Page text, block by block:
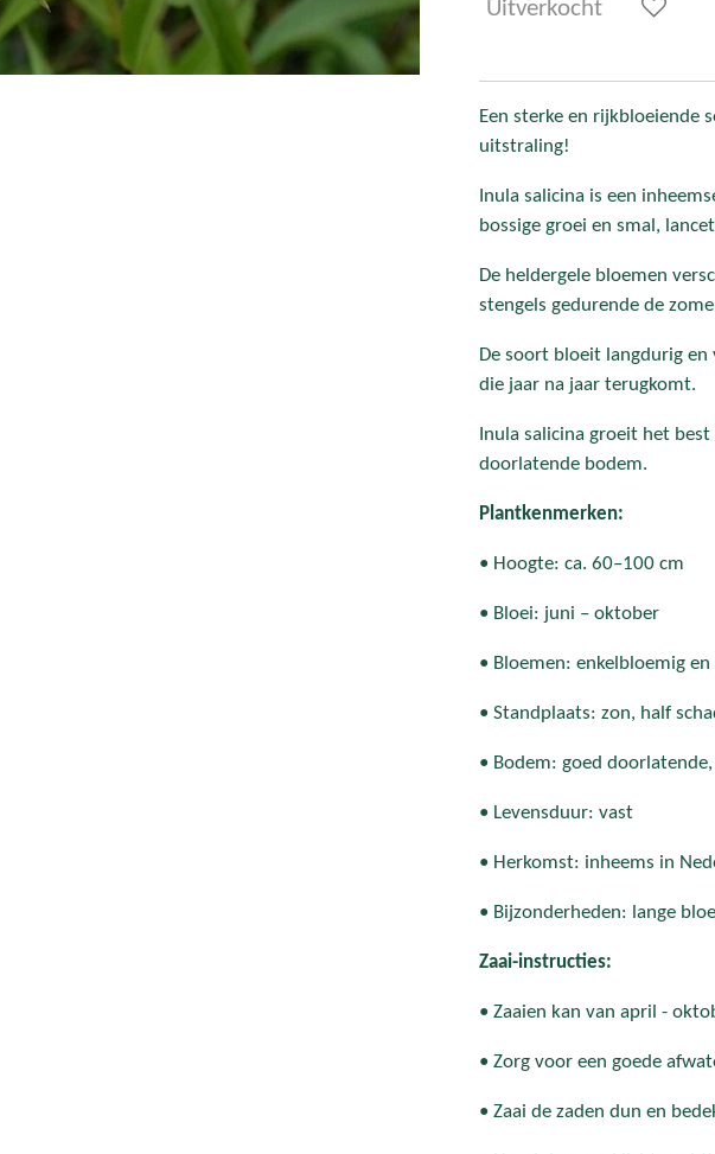
Uitverkocht
Een sterke en rijkbloeiende
uitstraling!
Inula salicina is een
bossige groei en smal,
De heldergele bloemen
stengels gedurende de
De soort bloeit langdurig
die jaar na jaar terugkomt.
Inula salicina groeit het
doorlatende bodem.
Plantkenmerken:
• Hoogte: ca. 60–100 cm
• Bloei: juni – oktober
• Bloemen: enkelbloemig
• Standplaats: zon, half
• Bodem: goed
• Levensduur: vast
• Herkomst: inheems in
• Bijzonderheden: lange
Zaai-instructies:
• Zaaien kan van april -
• Zorg voor een goede
• Zaai de zaden dun en